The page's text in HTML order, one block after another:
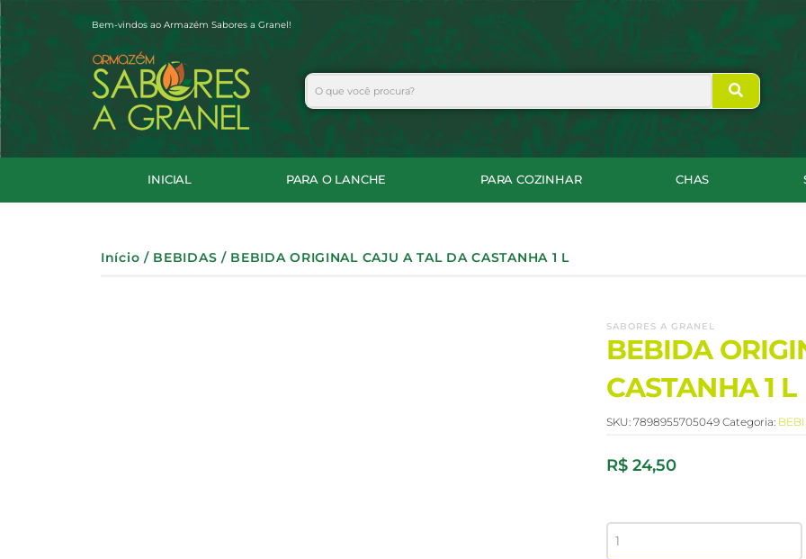
para
o
conteúdo
Bem-vindos ao Armazém Sabores a Granel!
Search
INICIAL PARA O LANCHE PARA COZINHAR CHAS
Início / BEBIDAS / BEBIDA ORIGINAL CAJU A TAL DA CASTANHA 1 L
SABORES A GRANEL
BEBIDA
CASTANHA 1 L
SKU: 7898955705049 Categoria:
R$24,50